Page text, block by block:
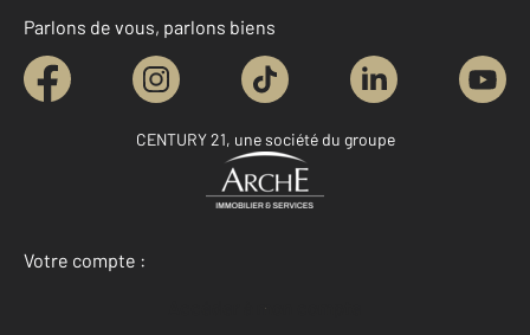
Parlons de vous, parlons biens
CENTURY 21, une société du groupe
Votre compte :
Accéder à mon compte